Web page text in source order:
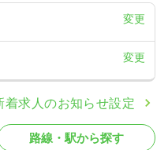
変更
変更
着求人のお知らせ設定
路線・駅から探す